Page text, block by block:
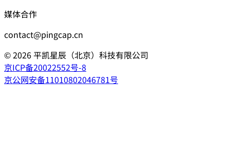
媒体合作
contact@pingcap.cn
©2026平凯星辰（北京）科技有限公司
京ICP备20022552号-8
京公网安备11010802046781号